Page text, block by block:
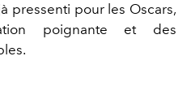
pressenti pour les Oscars,
poignante et des